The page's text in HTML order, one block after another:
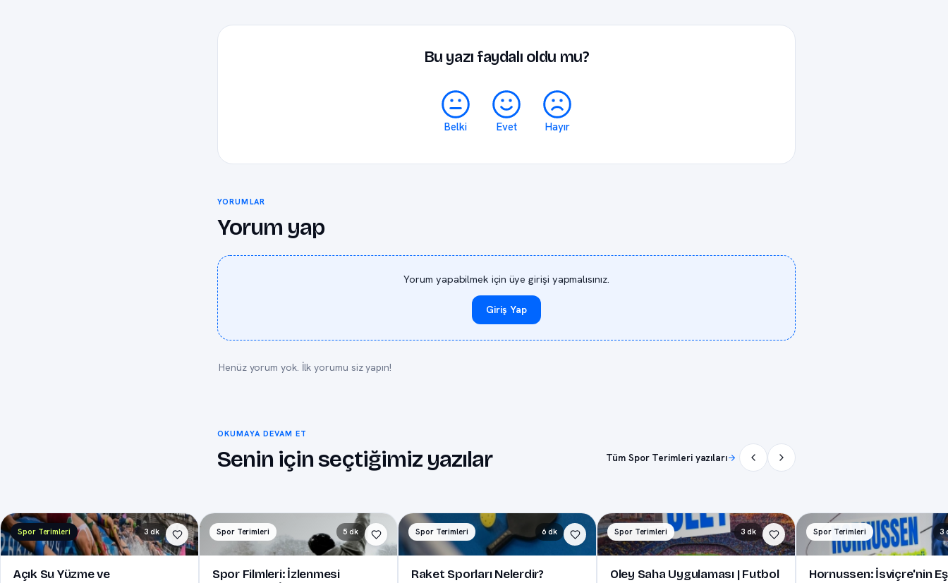
Bu yazı faydalı oldu mu?
Belki Evet Hayır
YORUMLAR
Yorum yap
Yorum yapabilmek için üye girişi yapmalısınız.
Giriş Yap
Henüz yorum yok. İlk yorumu siz yapın!
OKUMAYA DEVAM ET
Senin için seçtiğimiz yazılar Tüm Spor Terimleri yazıları
Spor Terimleri 3 dk
Açık Su Yüzme ve
Spor Terimleri 5 dk
Spor Filmleri: İzlenmesi
Spor Terimleri 6 dk
Raket Sporları Nelerdir?
Spor Terimleri 3 dk
Oley Saha Uygulaması | Futbol
Spor Terimleri 3
Hornussen: İsviçre'nin